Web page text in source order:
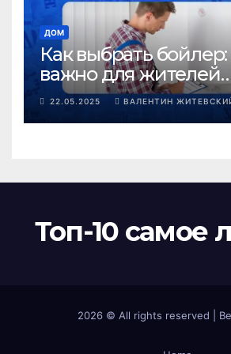
ДОМ
Как выбрать бойлер:
важно для жителей
панельных домов в
Водах
22.05.2025 ВАЛЕНТИН
Топ-10 самое
2026 © All rights reserved